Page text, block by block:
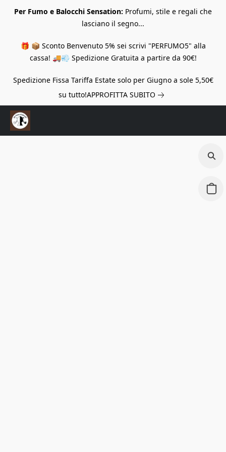
Per Fumo e Balocchi Sensation: Profumi, stile e regali che
lasciano il segno...
🎁 📦 Sconto Benvenuto 5% sei scrivi "PERFUMO5" alla
cassa! 🚚💨 Spedizione Gratuita a partire da 90€!
Spedizione Fissa Tariffa Estate solo per Giugno a sole 5,50€
su tutto!APPROFITTA SUBITO